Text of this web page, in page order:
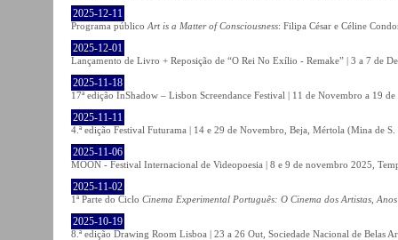
2025-12-11
Programa público Art is a Matter of Consciousness: Filipa César e Céline
2025-12-01
Lançamento de Livro + Reposição de “O Rei No Exílio - Remake” | 3 a 7 de
2025-11-18
17ª edição InShadow – Lisbon Screendance Festival | 11 de Novembro a 19
2025-11-11
4.ª edição Festival Futurama | 14 e 29 de Novembro, Beja, Mértola (Mina de
2025-11-06
MOON - Festival Internacional de Videopoesia | 8 e 9 de novembro 2025,
2025-11-02
1ª Parte do Ciclo Cinema Experimental Português: O Cinema dos Artistas,
2025-10-19
8.ª edição Drawing Room Lisboa | 23 a 26 Out, Sociedade Nacional de Belas